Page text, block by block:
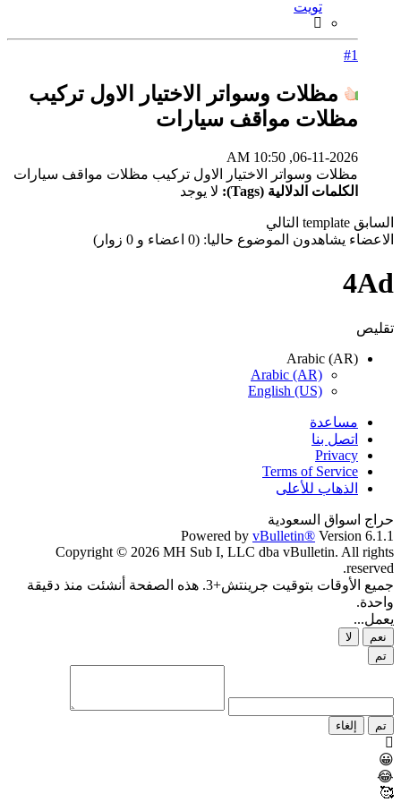
تويت
#1
مظلات وسواتر الاختيار الاول تركيب
مظلات مواقف سيارات
06-11-2026, 10:50 AM
مظلات وسواتر الاختيار الاول تركيب مظلات مواقف سيارات
الكلمات الدلالية (Tags):
لا يوجد
السابق template التالي
الاعضاء يشاهدون الموضوع حاليا: (0 اعضاء و 0 زوار)
4Ad
تقليص
Arabic (AR)
Arabic (AR)
English (US)
مساعدة
اتصل بنا
Privacy
Terms of Service
الذهاب للأعلى
حراج اسواق السعودية
Powered by vBulletin® Version 6.1.1
Copyright © 2026 MH Sub I, LLC dba vBulletin. All rights
reserved.
جميع الأوقات بتوقيت جرينتش+3. هذه الصفحة أنشئت منذ دقيقة
واحدة.
يعمل...
نعم
لا
تم
تم إلغاء
😀
😂
🥰